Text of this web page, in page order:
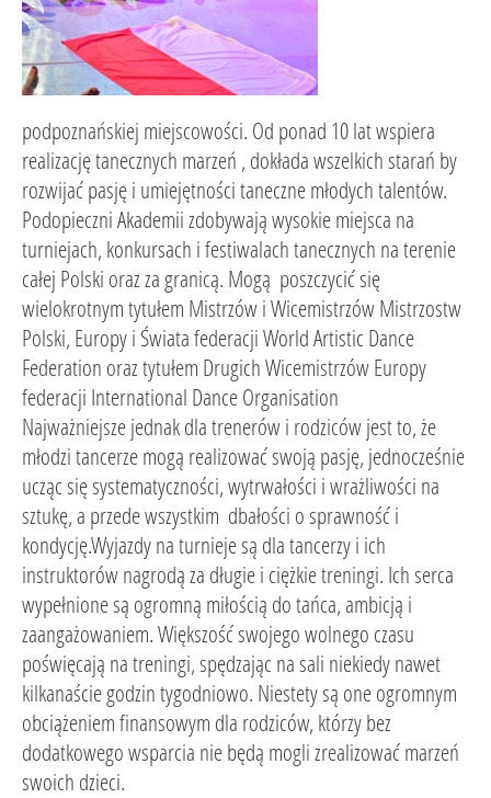
podpoznańskiej miejscowości. Od ponad 10 lat wspiera
realizację tanecznych marzeń , dokłada wszelkich starań by
rozwijać pasję i umiejętności taneczne młodych talentów.
Podopieczni Akademii zdobywają wysokie miejsca na
turniejach, konkursach i festiwalach tanecznych na terenie
całej Polski oraz za granicą. Mogą poszczycić się
wielokrotnym tytułem Mistrzów i Wicemistrzów Mistrzostw
Polski, Europy i Świata federacji World Artistic Dance
Federation oraz tytułem Drugich Wicemistrzów Europy
federacji International Dance Organisation
Najważniejsze jednak dla trenerów i rodziców jest to, że
młodzi tancerze mogą realizować swoją pasję, jednocześnie
ucząc się systematyczności, wytrwałości i wrażliwości na
sztukę, a przede wszystkim dbałości o sprawność i
kondycję.Wyjazdy na turnieje są dla tancerzy i ich
instruktorów nagrodą za długie i ciężkie treningi. Ich serca
wypełnione są ogromną miłością do tańca, ambicją i
zaangażowaniem. Większość swojego wolnego czasu
poświęcają na treningi, spędzając na sali niekiedy nawet
kilkanaście godzin tygodniowo. Niestety są one ogromnym
obciążeniem finansowym dla rodziców, którzy bez
dodatkowego wsparcia nie będą mogli zrealizować marzeń
swoich dzieci.